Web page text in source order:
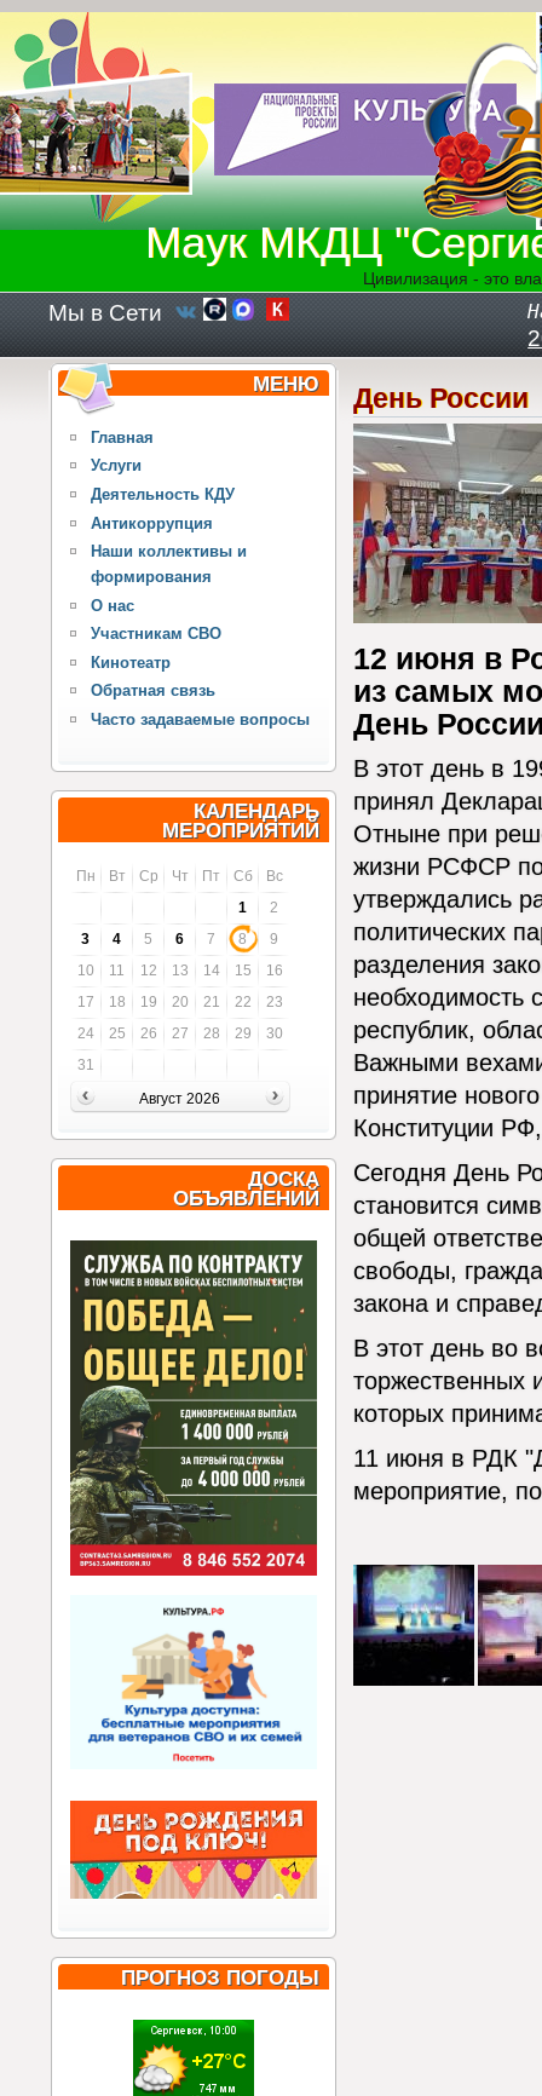
Перейти к основному содержанию
Маук МКДЦ
Цивилизация - это
Мы в Сети
МЕНЮ
Главная
Услуги
Деятельность КДУ
Антикоррупция
Наши коллективы и
формирования
О нас
Участникам СВО
Кинотеатр
Обратная связь
Часто задаваемые вопросы
КАЛЕНДАРЬ
МЕРОПРИЯТИЙ
Пн Вт Ср Чт Пт Сб
Вс
1
2
3
4 5 6 7 8
9
10
11 12 13 14 15
16
17
18 19 20 21 22
23
24
25 26 27 28 29
30
31
Август 2026
ДОСКА
ОБЪЯВЛЕНИЙ
ПРОГНОЗ ПОГОДЫ
День России
12 июня в
из самых
День
В этот день в
принял
Отныне при
жизни РСФСР
утверждались
политических
разделения
необходимость
республик,
Важными вехами
принятие
Конституции
Сегодня День
становится
общей
свободы,
закона и
В этот день во
торжественных
которых
11 июня в РДК
мероприятие,